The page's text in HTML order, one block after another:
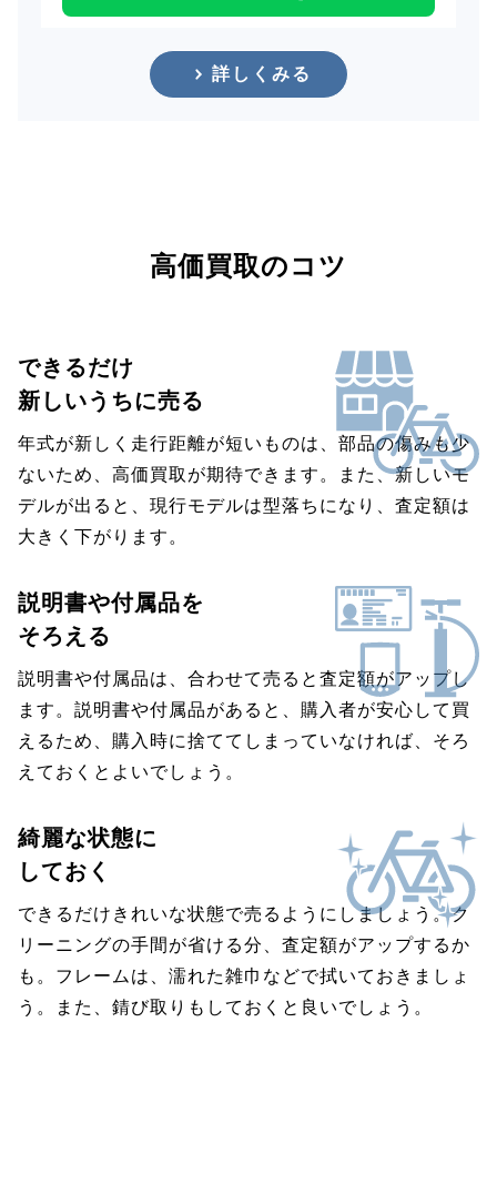
詳しくみる
高価買取のコツ
できるだけ
新しいうちに売る
年式が新しく走行距離が短いものは、部品の傷みも少
ないため、高価買取が期待できます。また、新しいモ
デルが出ると、現行モデルは型落ちになり、査定額は
大きく下がります。
説明書や付属品を
そろえる
説明書や付属品は、合わせて売ると査定額がアップし
ます。説明書や付属品があると、購入者が安心して買
えるため、購入時に捨ててしまっていなければ、そろ
えておくとよいでしょう。
綺麗な状態に
しておく
できるだけきれいな状態で売るようにしましょう。ク
リーニングの手間が省ける分、査定額がアップするか
も。フレームは、濡れた雑巾などで拭いておきましょ
う。また、錆び取りもしておくと良いでしょう。